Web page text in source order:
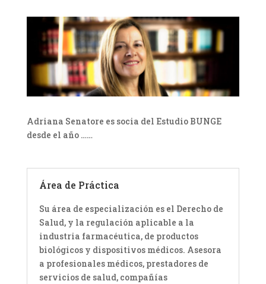
Adriana Senatore es socia del Estudio BUNGE
desde el año ……
Área de Práctica
Su área de especialización es el Derecho de
Salud, y la regulación aplicable a la
industria farmacéutica, de productos
biológicos y dispositivos médicos. Asesora
a profesionales médicos, prestadores de
servicios de salud, compañías